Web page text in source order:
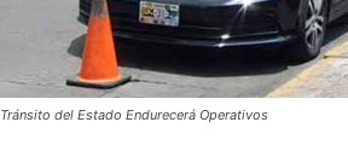
Tránsito del Estado Endurecerá Operativos